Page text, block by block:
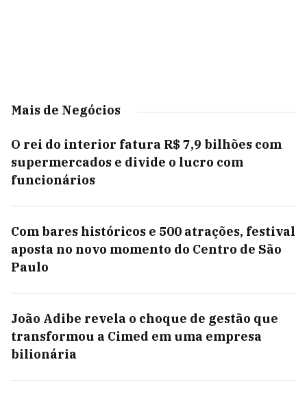
Mais de Negócios
O rei do interior fatura R$ 7,9 bilhões com
supermercados e divide o lucro com
funcionários
Com bares históricos e 500 atrações, festival
aposta no novo momento do Centro de São
Paulo
João Adibe revela o choque de gestão que
transformou a Cimed em uma empresa
bilionária